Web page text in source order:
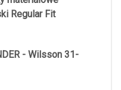
Regular Fit
- Wilsson 31-